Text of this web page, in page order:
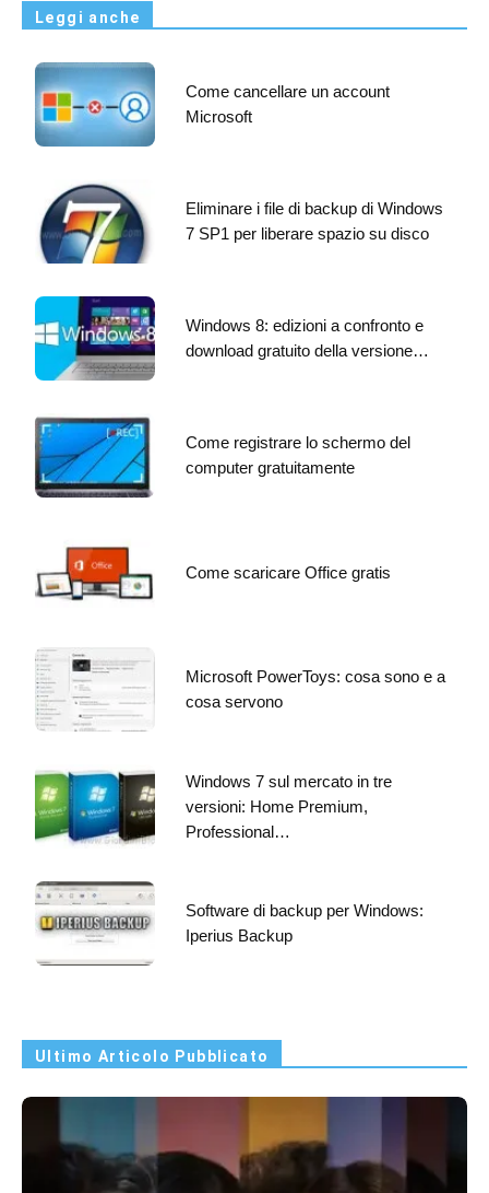
Leggi anche
Come cancellare un account
Microsoft
Eliminare i file di backup di Windows
7 SP1 per liberare spazio su disco
Windows 8: edizioni a confronto e
download gratuito della versione…
Come registrare lo schermo del
computer gratuitamente
Come scaricare Office gratis
Microsoft PowerToys: cosa sono e a
cosa servono
Windows 7 sul mercato in tre
versioni: Home Premium,
Professional…
Software di backup per Windows:
Iperius Backup
Ultimo Articolo Pubblicato